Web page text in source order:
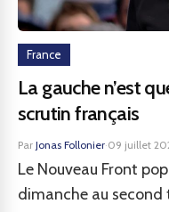
France
La gauche n’est
scrutin français
Par Jonas Follonier·09 juillet
Le Nouveau Front
dimanche au second